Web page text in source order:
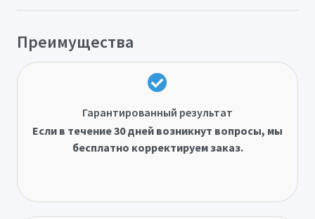
Преимущества
Гарантированный результат
Если в течение 30 дней возникнут вопросы, мы
бесплатно корректируем заказ.